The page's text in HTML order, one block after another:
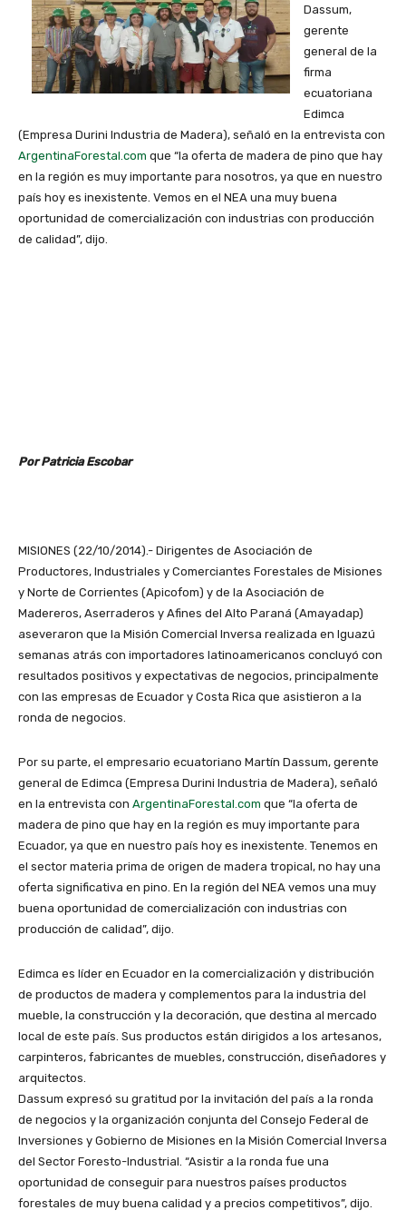
Dassum,
gerente
general de la
firma
ecuatoriana
Edimca
(Empresa Durini Industria de Madera), señaló en la entrevista con
ArgentinaForestal.com que “la oferta de madera de pino que hay
en la región es muy importante para nosotros, ya que en nuestro
país hoy es inexistente. Vemos en el NEA una muy buena
oportunidad de comercialización con industrias con producción
de calidad”, dijo.
Por Patricia Escobar
MISIONES (22/10/2014).- Dirigentes de Asociación de
Productores, Industriales y Comerciantes Forestales de Misiones
y Norte de Corrientes (Apicofom) y de la Asociación de
Madereros, Aserraderos y Afines del Alto Paraná (Amayadap)
aseveraron que la Misión Comercial Inversa realizada en Iguazú
semanas atrás con importadores latinoamericanos concluyó con
resultados positivos y expectativas de negocios, principalmente
con las empresas de Ecuador y Costa Rica que asistieron a la
ronda de negocios.
Por su parte, el empresario ecuatoriano Martín Dassum, gerente
general de Edimca (Empresa Durini Industria de Madera), señaló
en la entrevista con ArgentinaForestal.com que “la oferta de
madera de pino que hay en la región es muy importante para
Ecuador, ya que en nuestro país hoy es inexistente. Tenemos en
el sector materia prima de origen de madera tropical, no hay una
oferta significativa en pino. En la región del NEA vemos una muy
buena oportunidad de comercialización con industrias con
producción de calidad”, dijo.
Edimca es líder en Ecuador en la comercialización y distribución
de productos de madera y complementos para la industria del
mueble, la construcción y la decoración, que destina al mercado
local de este país. Sus productos están dirigidos a los artesanos,
carpinteros, fabricantes de muebles, construcción, diseñadores y
arquitectos.
Dassum expresó su gratitud por la invitación del país a la ronda
de negocios y la organización conjunta del Consejo Federal de
Inversiones y Gobierno de Misiones en la Misión Comercial Inversa
del Sector Foresto-Industrial. “Asistir a la ronda fue una
oportunidad de conseguir para nuestros países productos
forestales de muy buena calidad y a precios competitivos”, dijo.